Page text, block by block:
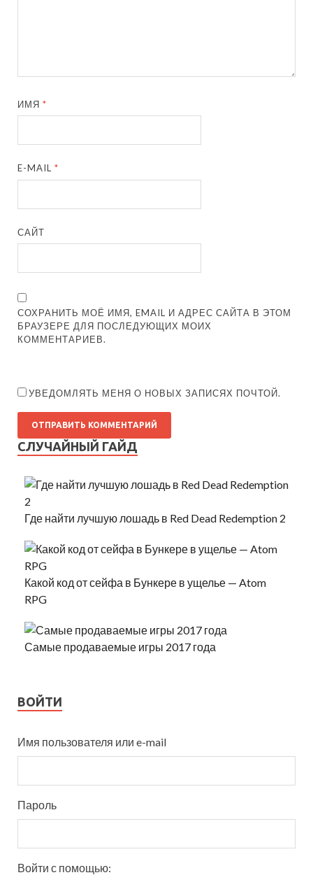
ИМЯ*
E-MAIL*
САЙТ
СОХРАНИТЬ МОЁ ИМЯ, EMAIL И АДРЕС САЙТА В ЭТОМ
БРАУЗЕРЕ ДЛЯ ПОСЛЕДУЮЩИХ МОИХ
КОММЕНТАРИЕВ.
УВЕДОМЛЯТЬ МЕНЯ О НОВЫХ ЗАПИСЯХ ПОЧТОЙ.
СЛУЧАЙНЫЙ ГАЙД
Где найти лучшую лошадь в Red Dead Redemption 2
Какой код от сейфа в Бункере в ущелье — Atom
RPG
Самые продаваемые игры 2017 года
ВОЙТИ
Имя пользователя или e-mail
Пароль
Войти с помощью: